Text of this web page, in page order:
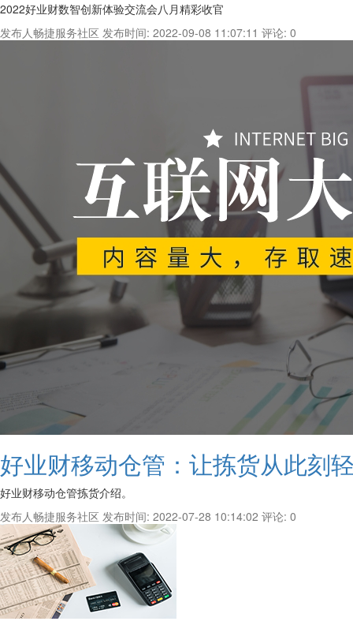
2022好业财数智创新体验交流会八月精彩收官
发布人畅捷服务社区 发布时间: 2022-09-08 11:07:11 评论: 0
好业财移动仓管：让拣货从此刻
好业财移动仓管拣货介绍。
发布人畅捷服务社区 发布时间: 2022-07-28 10:14:02 评论: 0